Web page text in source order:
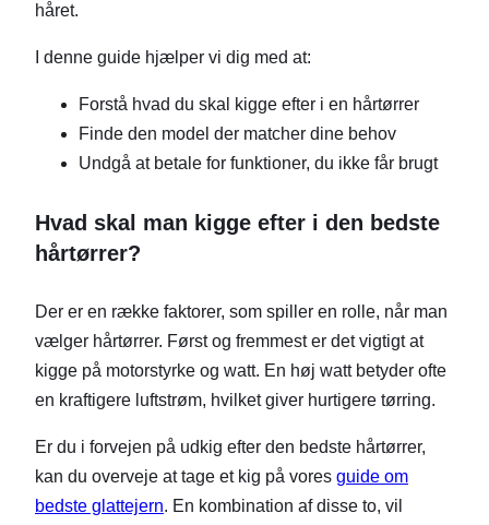
håret.
I denne guide hjælper vi dig med at:
Forstå hvad du skal kigge efter i en hårtørrer
Finde den model der matcher dine behov
Undgå at betale for funktioner, du ikke får brugt
Hvad skal man kigge efter i den bedste
hårtørrer?
Der er en række faktorer, som spiller en rolle, når man
vælger hårtørrer. Først og fremmest er det vigtigt at
kigge på motorstyrke og watt. En høj watt betyder ofte
en kraftigere luftstrøm, hvilket giver hurtigere tørring.
Er du i forvejen på udkig efter den bedste hårtørrer,
kan du overveje at tage et kig på vores guide om
bedste glattejern. En kombination af disse to, vil